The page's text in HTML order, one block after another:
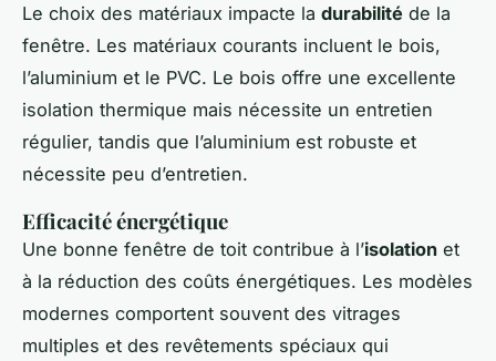
Le choix des matériaux impacte la durabilité de la
fenêtre. Les matériaux courants incluent le bois,
l’aluminium et le PVC. Le bois offre une excellente
isolation thermique mais nécessite un entretien
régulier, tandis que l’aluminium est robuste et
nécessite peu d’entretien.
Efficacité énergétique
Une bonne fenêtre de toit contribue à l’isolation et
à la réduction des coûts énergétiques. Les modèles
modernes comportent souvent des vitrages
multiples et des revêtements spéciaux qui